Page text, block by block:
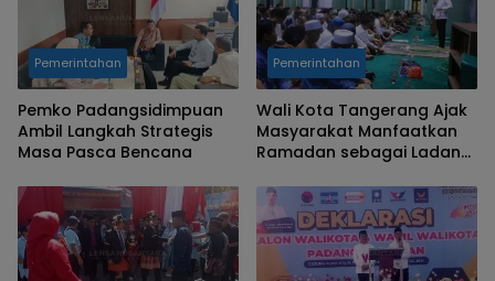
Pemerintahan
Pemko Padangsidimpuan
Ambil Langkah Strategis
Masa Pasca Bencana
Pemerintahan
Wali Kota Tangerang Ajak
Masyarakat Manfaatkan
Ramadan sebagai Ladang